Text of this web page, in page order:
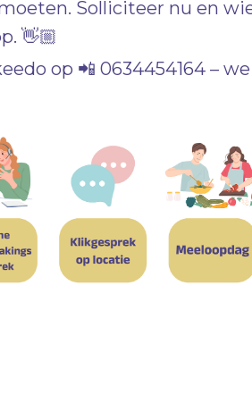
Solliciteer nu en
👋🏼
op 📲 0634454164 –